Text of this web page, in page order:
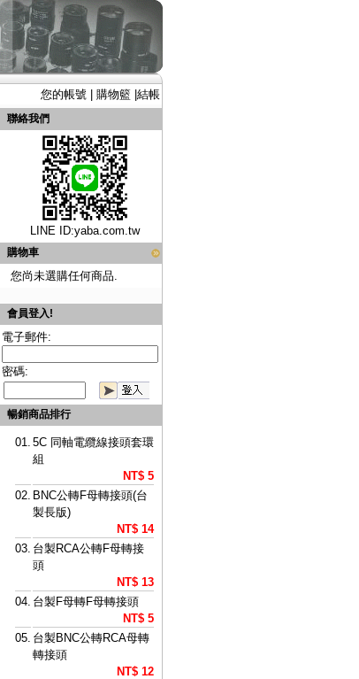
您的帳號 購物籃 結帳
聯絡我們
LINE ID:yaba.com.tw
購物車
您尚未選購任何商品.
會員登入!
電子郵件:
密碼:
暢銷商品排行
01. 5C 同軸電纜線接頭套環
組
NT$ 5
02. BNC公轉F母轉接頭(台
製長版)
NT$ 14
03. 台製RCA公轉F母轉接
頭
NT$ 13
04. 台製F母轉F母轉接頭
NT$ 5
05. 台製BNC公轉RCA母轉
轉接頭
NT$ 12